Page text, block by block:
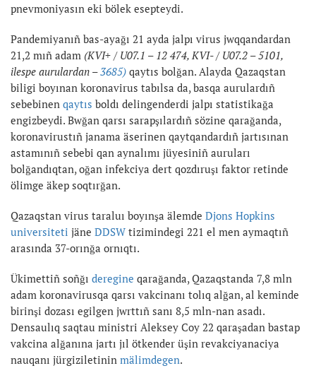
pnevmoniyasın eki bölek esepteydi.
Pandemiyanıñ bas-ayağı 21 ayda jalpı virus jwqqandardan
21,2 mıñ adam (KVI+ / U07.1 – 12 474, KVI- / U07.2 – 5101,
ilespe aurulardan –3685) qaytıs bolğan. Alayda Qazaqstan
biligi boyınan koronavirus tabılsa da, basqa aurulardıñ
sebebinen qaytıs boldı delingenderdi jalpı statistikağa
engizbeydi. Bwğan qarsı sarapşılardıñ sözine qarağanda,
koronavirustıñ janama äserinen qaytqandardıñ jartısınan
astamınıñ sebebi qan aynalımı jüyesiniñ auruları
bolğandıqtan, oğan infekciya dert qozdıruşı faktor retinde
ölimge äkep soqtırğan.
Qazaqstan virus taraluı boyınşa älemde Djons Hopkins
universiteti jäne DDSW tizimindegi 221 el men aymaqtıñ
arasında 37-orınğa ornıqtı.
Ükimettiñ soñğı deregine qarağanda, Qazaqstanda 7,8 mln
adam koronavirusqa qarsı vakcinanı tolıq alğan, al keminde
birinşi dozası egilgen jwrttıñ sanı 8,5 mln-nan asadı.
Densaulıq saqtau ministri Aleksey Coy 22 qaraşadan bastap
vakcina alğanına jartı jıl ötkender üşin revakciyanaciya
nauqanı jürgiziletinin mälimdegen.